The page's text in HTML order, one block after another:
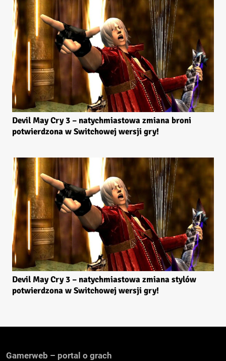
Devil May Cry 3 – natychmiastowa zmiana broni
potwierdzona w Switchowej wersji gry!
Devil May Cry 3 – natychmiastowa zmiana stylów
potwierdzona w Switchowej wersji gry!
Gamerweb – portal o grach